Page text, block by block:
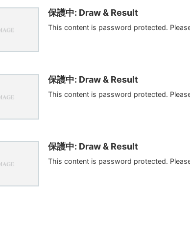
保護中: Draw & Result
This content is password protected.
保護中: Draw & Result
This content is password protected.
保護中: Draw & Result
This content is password protected.